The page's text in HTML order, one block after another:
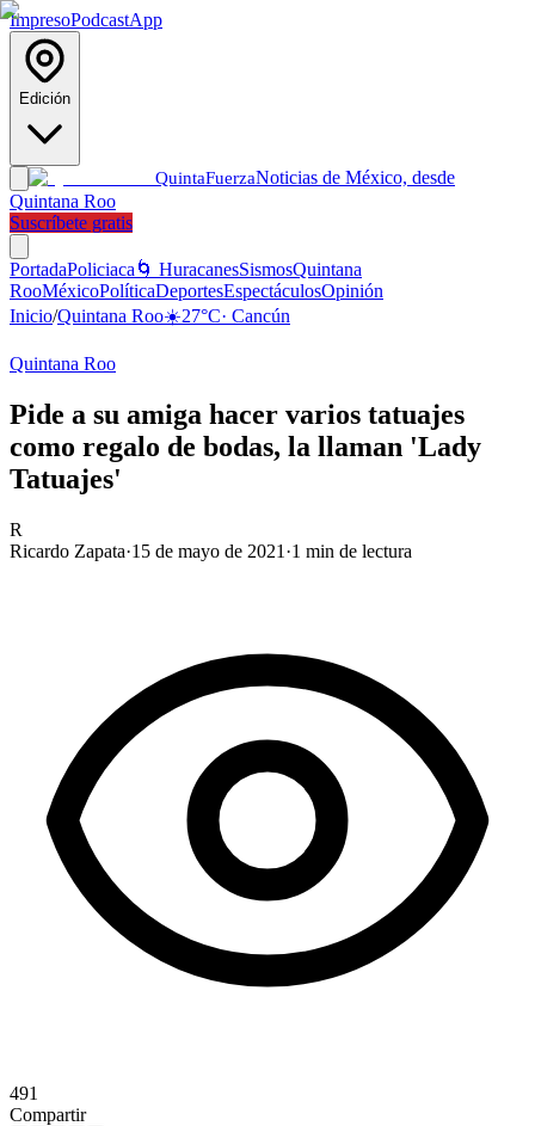
ImpresoPodcastApp
Edición
QuintaFuerzaNoticias de México, desde
Quintana Roo
Suscríbete gratis
PortadaPoliciaca 🌀 HuracanesSismosQuintana
RooMéxicoPolíticaDeportesEspectáculosOpinión
Inicio/Quintana Roo☀️27°C· Cancún
Quintana Roo
Pide a su amiga hacer varios tatuajes
como regalo de bodas, la llaman 'Lady
Tatuajes'
R
Ricardo Zapata·15 de mayo de 2021 ·1 min de lectura
491
Compartir